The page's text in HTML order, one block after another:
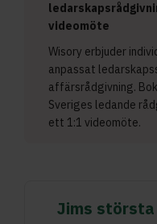
videomöte
Wisory erbjuder
anpassat
affärsrådgivning.
Sveriges ledande
ett 1:1 videomöte.
Jims